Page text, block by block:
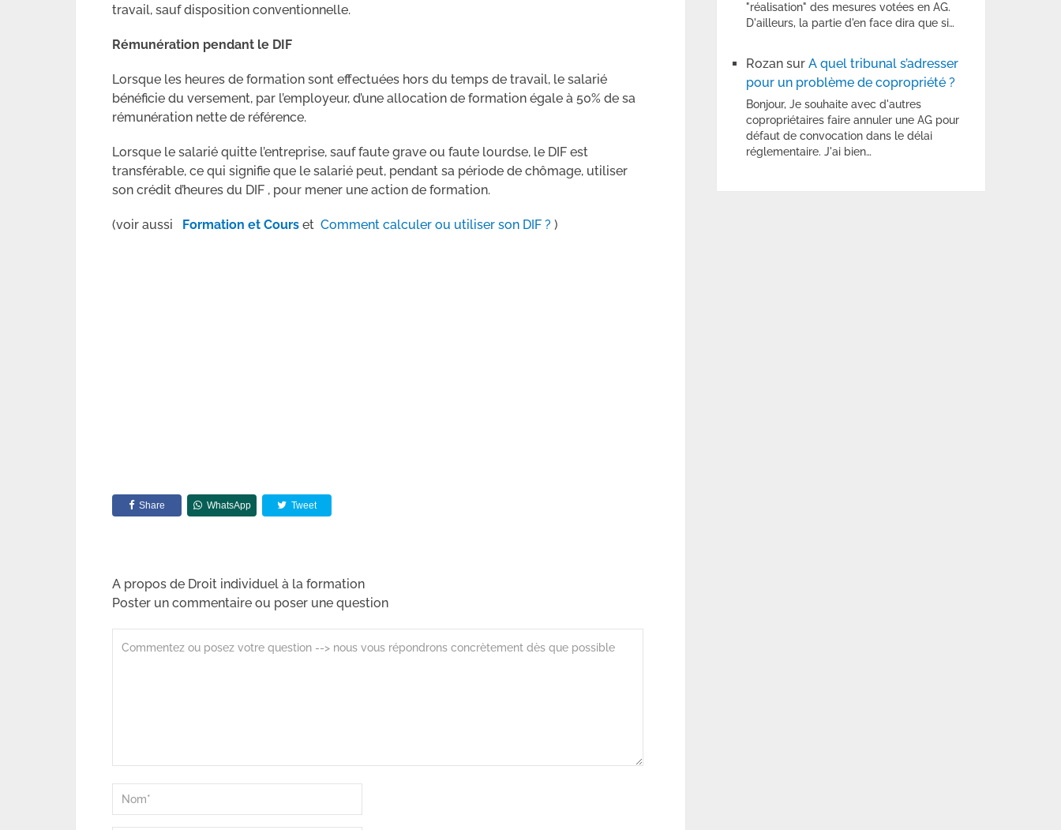
travail, sauf disposition conventionnelle.
Rémunération pendant le DIF
Lorsque les heures de formation sont effectuées hors du temps de travail, le salarié
bénéficie du versement, par l’employeur, d’une allocation de formation égale à 50% de sa
rémunération nette de référence.
Lorsque le salarié quitte l’entreprise, sauf faute grave ou faute lourdse, le DIF est
transférable, ce qui signifie que le salarié peut, pendant sa période de chômage, utiliser
son crédit d’heures du DIF , pour mener une action de formation.
(voir aussi Formation et Cours et Comment calculer ou utiliser son DIF ? )
Share WhatsApp Tweet
A propos de Droit individuel à la formation
Poster un commentaire ou poser une question
"réalisation" des mesures votées en AG.
D'ailleurs, la partie d'en face dira que si…
Rozan surA quel tribunal s’adresser
pour un problème de copropriété ?
Bonjour, Je souhaite avec d'autres
copropriétaires faire annuler une AG pour
défaut de convocation dans le délai
réglementaire. J'ai bien…